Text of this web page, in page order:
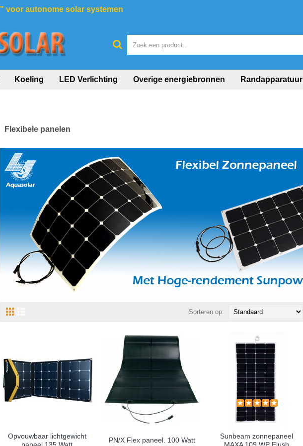
voor autonome solar systemen
Koeling LED Verlichting Overige energiebronnen Randapparatuur
Flexibele panelen
Sorteren op:
Opvouwbaar lichtgewicht
PN/X Flex paneel. 100 Watt
Sunbeam zonnepaneel